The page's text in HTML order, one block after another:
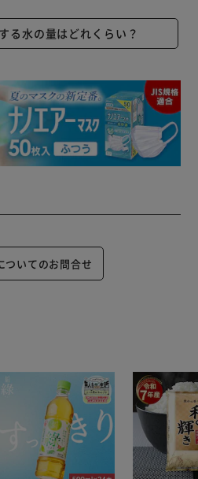
る水の量はどれくらい？
ついてのお問合せ